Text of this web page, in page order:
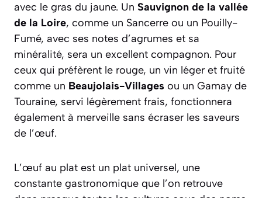
avec le gras du jaune. Un Sauvignon de la vallée
de la Loire, comme un Sancerre ou un Pouilly-
Fumé, avec ses notes d’agrumes et sa
minéralité, sera un excellent compagnon. Pour
ceux qui préfèrent le rouge, un vin léger et fruité
comme un Beaujolais-Villages ou un Gamay de
Touraine, servi légèrement frais, fonctionnera
également à merveille sans écraser les saveurs
de l’œuf.
L’œuf au plat est un plat universel, une
constante gastronomique que l’on retrouve